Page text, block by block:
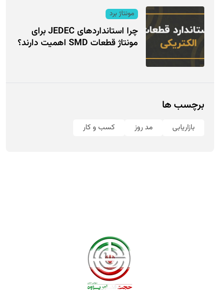
مونتاژ برد
چرا استانداردهای JEDEC برای
مونتاژ قطعات SMD اهمیت دارند؟
برچسب ها
بازاریابی مد روز کسب و کار